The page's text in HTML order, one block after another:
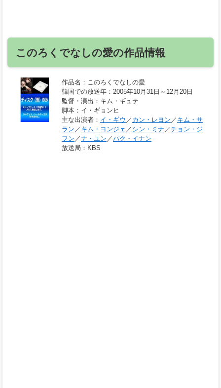
このろくでなしの愛の作品情報
作品名 ：このろくでなしの愛
韓国での放送年 ：2005年10月31日～12月20日
監督・演出 ：キム・ギュテ
脚本 ：イ・ギョンヒ
主な出演者 ： イ・ギウ ／ カン・レヨン ／ キム・サ
ラン ／ キム・ヨンジェ ／ シン・ミナ ／チョン・ジ
フン ／ナ・ユン ／パク・イナン
放送局 ：KBS